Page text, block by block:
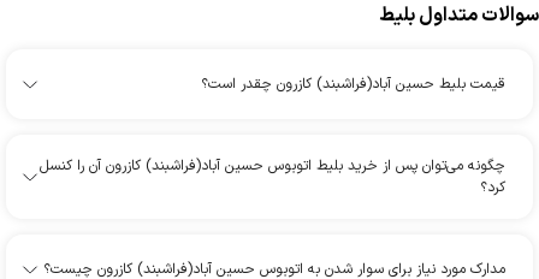
سوالات متداول بلیط
قیمت بلیط حسین آباد(فراشبند) کازرون چقدر است؟
چگونه می‌توان پس از خرید بلیط اتوبوس حسین آباد(فراشبند) کازرون آن را کنسل
کرد؟
مدارک مورد نیاز برای سوار شدن به اتوبوس حسین آباد(فراشبند) کازرون چیست؟